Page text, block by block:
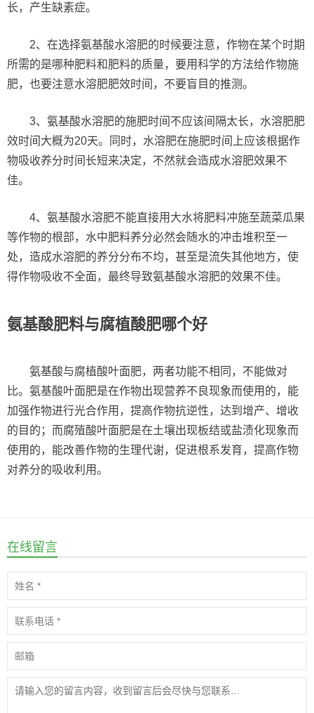
长，产生缺素症。
2、在选择氨基酸水溶肥的时候要注意，作物在某个时期
所需的是哪种肥料和肥料的质量，要用科学的方法给作物施
肥，也要注意水溶肥肥效时间，不要盲目的推测。
3、氨基酸水溶肥的施肥时间不应该间隔太长，水溶肥肥
效时间大概为20天。同时，水溶肥在施肥时间上应该根据作
物吸收养分时间长短来决定，不然就会造成水溶肥效果不
佳。
4、氨基酸水溶肥不能直接用大水将肥料冲施至蔬菜瓜果
等作物的根部，水中肥料养分必然会随水的冲击堆积至一
处，造成水溶肥的养分分布不均，甚至是流失其他地方，使
得作物吸收不全面，最终导致氨基酸水溶肥的效果不佳。
氨基酸肥料与腐植酸肥哪个好
氨基酸与腐植酸叶面肥，两者功能不相同，不能做对
比。氨基酸叶面肥是在作物出现营养不良现象而使用的，能
加强作物进行光合作用，提高作物抗逆性，达到增产、增收
的目的；而腐殖酸叶面肥是在土壤出现板结或盐渍化现象而
使用的，能改善作物的生理代谢，促进根系发育，提高作物
对养分的吸收利用。
在线留言